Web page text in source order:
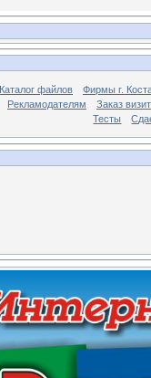
Каталог файлов
Фирмы г.
Рекламодателям
Заказ
Тесты